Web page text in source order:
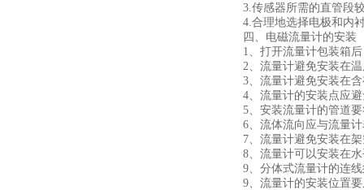
3.传感器所需的直管段
4.合理地选择电极和内
四、电磁流量计的安装
1、打开流量计包装箱
2、流量计避免安装在
3、流量计避免安装在
4、流量计的安装点应
5、安装流量计的管道
6、流体流向应与流量
7、流量计避免安装在
8、流量计可以安装在
9、分体式流量计的连
9、流量计的安装位置